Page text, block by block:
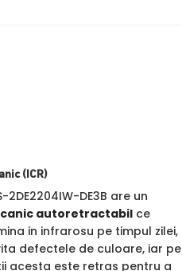
(ICR)
2DE2204IW-DE3B are un
autoretractabilce
in infrarosu pe timpul zilei,
defectele de culoare, iar pe
acesta este retras pentru a